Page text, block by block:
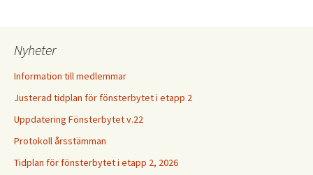
Nyheter
Information till medlemmar
Justerad tidplan för fönsterbytet i etapp 2
Uppdatering Fönsterbytet v.22
Protokoll årsstämman
Tidplan för fönsterbytet i etapp 2, 2026